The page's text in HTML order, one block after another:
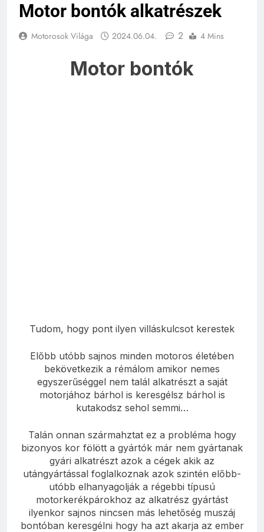
Motor bontók alkatrészek
Motorosok Világa 2024.06.04. 2 4 Mins
Motor bontók
Tudom, hogy pont ilyen villáskulcsot kerestek
Előbb utóbb sajnos minden motoros életében
bekövetkezik a rémálom amikor nemes
egyszerűséggel nem talál alkatrészt a saját
motorjához bárhol is keresgélsz bárhol is
kutakodsz sehol semmi…
Talán onnan szármahztat ez a probléma hogy
bizonyos kor fölött a gyártók már nem gyártanak
gyári alkatrészt azok a cégek akik az
utángyártással foglalkoznak azok szintén előbb-
utóbb elhanyagolják a régebbi típusú
motorkerékpárokhoz az alkatrész gyártást
ilyenkor sajnos nincsen más lehetőség muszáj
bontóban keresgélni hogy ha azt akarja az ember